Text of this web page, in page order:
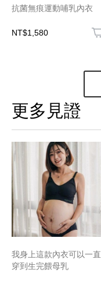
抗菌無痕運動哺乳內衣
NT$1,580
更多見證
我身上這款內衣可以一直
穿到生完餵母乳